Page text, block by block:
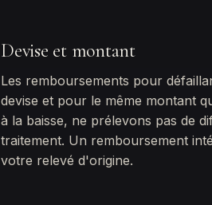
Devise et montant
Les remboursements pour
devise et pour le même montant
à la baisse, ne prélevons pas de
traitement. Un remboursement
votre relevé d'origine.